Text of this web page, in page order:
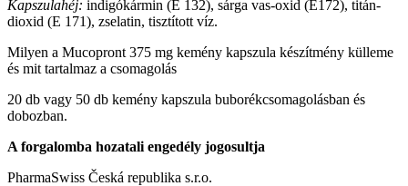
Kapszulahéj: indigókármin (E 132), sárga vas-oxid (E172), titán-
dioxid (E 171), zselatin, tisztított víz.
Milyen a Mucopront 375 mg kemény kapszula készítmény külleme
és mit tartalmaz a csomagolás
20 db vagy 50 db kemény kapszula buborékcsomagolásban és
dobozban.
A forgalomba hozatali engedély jogosultja
PharmaSwiss Česká republika s.r.o.